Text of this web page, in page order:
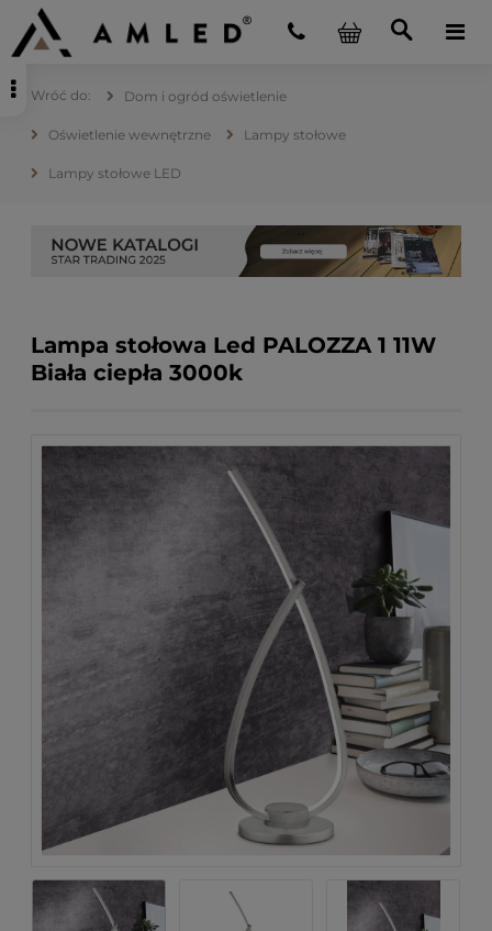
Dom i ogród oświetlenie
Oświetlenie wewnętrzne Lampy stołowe
Lampy stołowe LED
Lampa stołowa Led PALOZZA 1 11W
Biała ciepła 3000k